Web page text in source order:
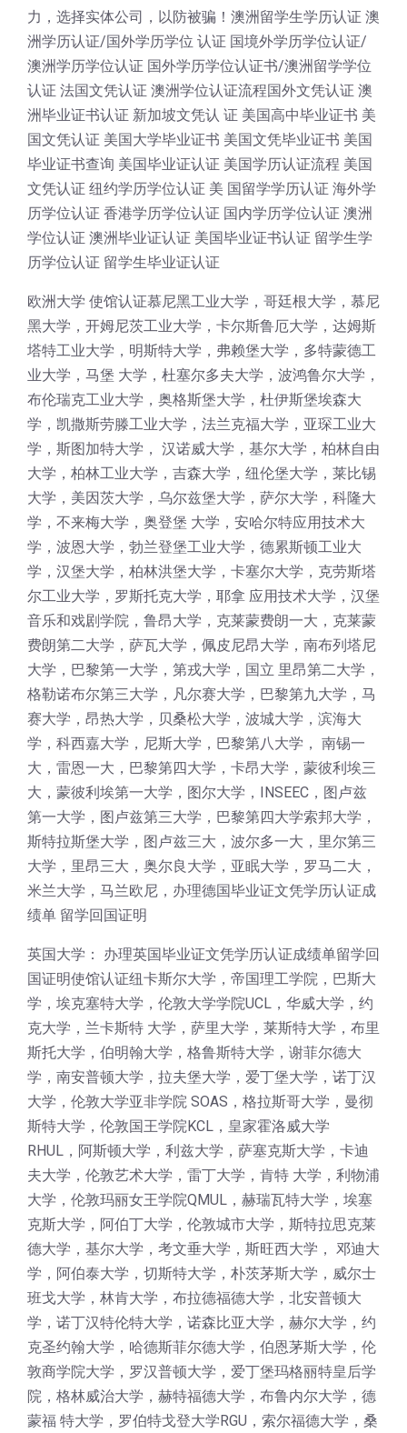
力，选择实体公司，以防被骗！澳洲留学生学历认证 澳
洲学历认证/国外学历学位 认证 国境外学历学位认证/
澳洲学历学位认证 国外学历学位认证书/澳洲留学学位
认证 法国文凭认证 澳洲学位认证流程国外文凭认证 澳
洲毕业证书认证 新加坡文凭认 证 美国高中毕业证书 美
国文凭认证 美国大学毕业证书 美国文凭毕业证书 美国
毕业证书查询 美国毕业证认证 美国学历认证流程 美国
文凭认证 纽约学历学位认证 美 国留学学历认证 海外学
历学位认证 香港学历学位认证 国内学历学位认证 澳洲
学位认证 澳洲毕业证认证 美国毕业证书认证 留学生学
历学位认证 留学生毕业证认证
欧洲大学 使馆认证慕尼黑工业大学，哥廷根大学，慕尼
黑大学，开姆尼茨工业大学，卡尔斯鲁厄大学，达姆斯
塔特工业大学，明斯特大学，弗赖堡大学，多特蒙德工
业大学，马堡 大学，杜塞尔多夫大学，波鸿鲁尔大学，
布伦瑞克工业大学，奥格斯堡大学，杜伊斯堡埃森大
学，凯撒斯劳滕工业大学，法兰克福大学，亚琛工业大
学，斯图加特大学， 汉诺威大学，基尔大学，柏林自由
大学，柏林工业大学，吉森大学，纽伦堡大学，莱比锡
大学，美因茨大学，乌尔兹堡大学，萨尔大学，科隆大
学，不来梅大学，奥登堡 大学，安哈尔特应用技术大
学，波恩大学，勃兰登堡工业大学，德累斯顿工业大
学，汉堡大学，柏林洪堡大学，卡塞尔大学，克劳斯塔
尔工业大学，罗斯托克大学，耶拿 应用技术大学，汉堡
音乐和戏剧学院，鲁昂大学，克莱蒙费朗一大，克莱蒙
费朗第二大学，萨瓦大学，佩皮尼昂大学，南布列塔尼
大学，巴黎第一大学，第戎大学，国立 里昂第二大学，
格勒诺布尔第三大学，凡尔赛大学，巴黎第九大学，马
赛大学，昂热大学，贝桑松大学，波城大学，滨海大
学，科西嘉大学，尼斯大学，巴黎第八大学， 南锡一
大，雷恩一大，巴黎第四大学，卡昂大学，蒙彼利埃三
大，蒙彼利埃第一大学，图尔大学，INSEEC，图卢兹
第一大学，图卢兹第三大学，巴黎第四大学索邦大学，
斯特拉斯堡大学，图卢兹三大，波尔多一大，里尔第三
大学，里昂三大，奥尔良大学，亚眠大学，罗马二大，
米兰大学，马兰欧尼，办理德国毕业证文凭学历认证成
绩单 留学回国证明
英国大学： 办理英国毕业证文凭学历认证成绩单留学回
国证明使馆认证纽卡斯尔大学，帝国理工学院，巴斯大
学，埃克塞特大学，伦敦大学学院UCL，华威大学，约
克大学，兰卡斯特 大学，萨里大学，莱斯特大学，布里
斯托大学，伯明翰大学，格鲁斯特大学，谢菲尔德大
学，南安普顿大学，拉夫堡大学，爱丁堡大学，诺丁汉
大学，伦敦大学亚非学院 SOAS，格拉斯哥大学，曼彻
斯特大学，伦敦国王学院KCL，皇家霍洛威大学
RHUL，阿斯顿大学，利兹大学，萨塞克斯大学，卡迪
夫大学，伦敦艺术大学，雷丁大学，肯特 大学，利物浦
大学，伦敦玛丽女王学院QMUL，赫瑞瓦特大学，埃塞
克斯大学，阿伯丁大学，伦敦城市大学，斯特拉思克莱
德大学，基尔大学，考文垂大学，斯旺西大学， 邓迪大
学，阿伯泰大学，切斯特大学，朴茨茅斯大学，威尔士
班戈大学，林肯大学，布拉德福德大学，北安普顿大
学，诺丁汉特伦特大学，诺森比亚大学，赫尔大学，约
克圣约翰大学，哈德斯菲尔德大学，伯恩茅斯大学，伦
敦商学院大学，罗汉普顿大学，爱丁堡玛格丽特皇后学
院，格林威治大学，赫特福德大学，布鲁内尔大学，德
蒙福 特大学，罗伯特戈登大学RGU，索尔福德大学，桑